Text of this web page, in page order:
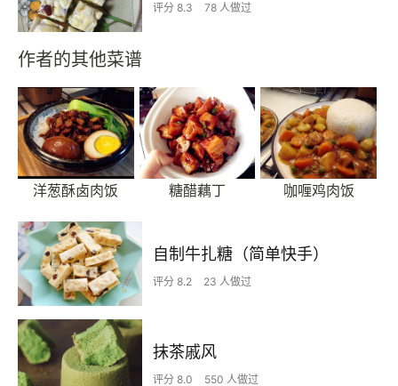
评分 8.3 78 人做过
作者的其他菜谱
洋葱酥卤肉饭 糖醋藕丁 咖喱鸡肉饭
自制牛扎糖（简单快手）
评分 8.2 23 人做过
抹茶戚风
评分 8.0 550 人做过